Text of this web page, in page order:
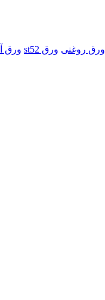
ورق روغنی ورق st52
ورق